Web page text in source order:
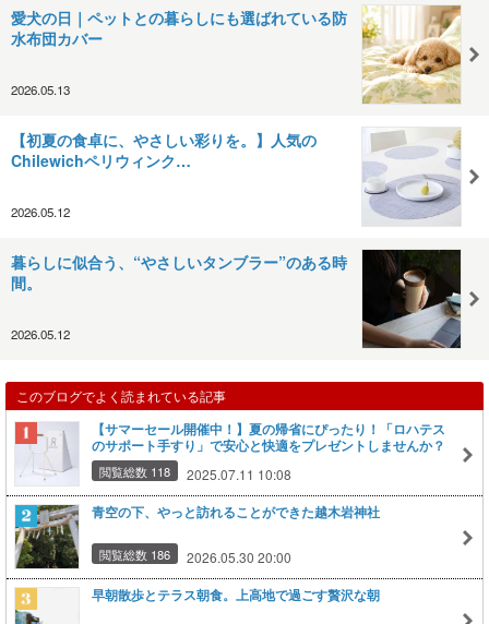
愛犬の日｜ペットとの暮らしにも選ばれている防
水布団カバー
2026.05.13
【初夏の食卓に、やさしい彩りを。】人気の
Chilewichペリウィンク…
2026.05.12
暮らしに似合う、“やさしいタンブラー”のある時
間。
2026.05.12
このブログでよく読まれている記事
【サマーセール開催中！】夏の帰省にぴったり！「ロハテス
のサポート手すり」で安心と快適をプレゼントしませんか？
閲覧総数 118 2025.07.11 10:08
青空の下、やっと訪れることができた越木岩神社
閲覧総数 186 2026.05.30 20:00
早朝散歩とテラス朝食。上高地で過ごす贅沢な朝